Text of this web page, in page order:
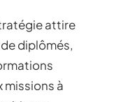
attire
diplômés,
missions à